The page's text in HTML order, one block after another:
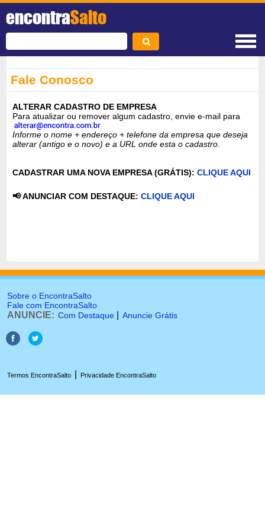
encontraSalto
Fale Conosco
ALTERAR CADASTRO DE EMPRESA
Para atualizar ou remover algum cadastro, envie e-mail para
Informe o nome + endereço + telefone da empresa que deseja
alterar (antigo e o novo) e a URL onde esta o cadastro.
CADASTRAR UMA NOVA EMPRESA (GRÁTIS):CLIQUE AQUI
📢 ANUNCIAR COM DESTAQUE:CLIQUE AQUI
Sobre o EncontraSalto
Fale com EncontraSalto
ANUNCIE: Com Destaque Anuncie Grátis
Termos EncontraSalto Privacidade EncontraSalto